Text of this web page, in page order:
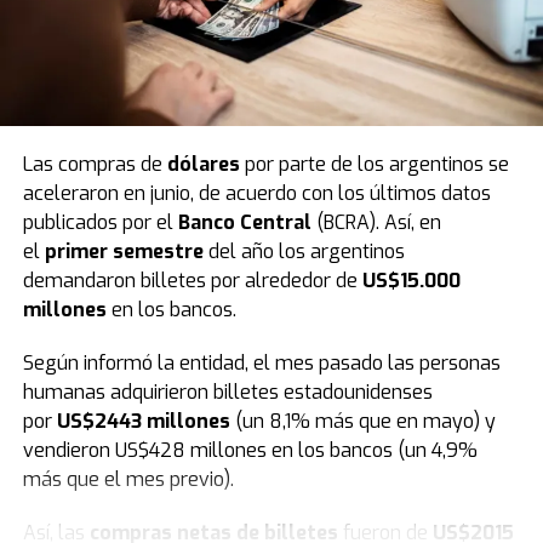
En este sentido, tras el evento de este fin de semana,
en los próximos días las calles de la ciudad se vestirán
de fiesta e ilusión. Bajo la consigna de llevar respuestas
y contención espiritual a cada hogar, los miembros de la
las ciudades en una gran peregrinación para anunciar
oficialmente el inicio de esta nueva edición.
Las compras de dólares por parte de los argentinos se
aceleraron en junio, de acuerdo con los últimos datos
publicados por el Banco Central (BCRA). Así, en
el primer semestredel año los argentinos
demandaron billetes por alrededor de US$15.000
millones en los bancos.
Según informó la entidad, el mes pasado las personas
humanas adquirieron billetes estadounidenses
por US$2443 millones (un 8,1% más que en mayo) y
vendieron US$428 millones en los bancos (un 4,9%
más que el mes previo).
Así, las compras netas de billetes fueron de US$2015